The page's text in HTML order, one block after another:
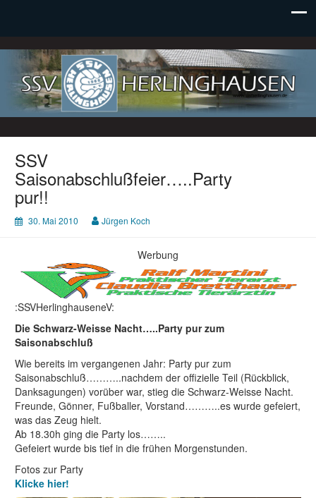
SSV Herlinghausen e. V.
SSV
Saisonabschlußfeier…..Party
pur!!
30. Mai 2010 Jürgen Koch
Werbung
:SSVHerlinghauseneV:
Die Schwarz-Weisse Nacht…..Party pur zum
Saisonabschluß
Wie bereits im vergangenen Jahr: Party pur zum
Saisonabschluß………..nachdem der offizielle Teil (Rückblick,
Danksagungen) vorüber war, stieg die Schwarz-Weisse Nacht.
Freunde, Gönner, Fußballer, Vorstand………..es wurde gefeiert,
was das Zeug hielt.
Ab 18.30h ging die Party los……..
Gefeiert wurde bis tief in die frühen Morgenstunden.
Fotos zur Party
Klicke hier!